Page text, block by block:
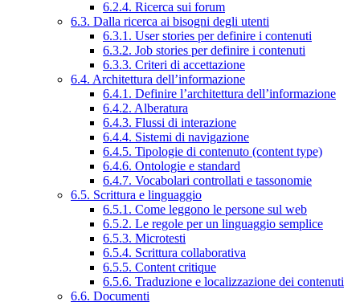
6.2.4. Ricerca sui forum
6.3. Dalla ricerca ai bisogni degli utenti
6.3.1. User stories per definire i contenuti
6.3.2. Job stories per definire i contenuti
6.3.3. Criteri di accettazione
6.4. Architettura dell’informazione
6.4.1. Definire l’architettura dell’informazione
6.4.2. Alberatura
6.4.3. Flussi di interazione
6.4.4. Sistemi di navigazione
6.4.5. Tipologie di contenuto (content type)
6.4.6. Ontologie e standard
6.4.7. Vocabolari controllati e tassonomie
6.5. Scrittura e linguaggio
6.5.1. Come leggono le persone sul web
6.5.2. Le regole per un linguaggio semplice
6.5.3. Microtesti
6.5.4. Scrittura collaborativa
6.5.5. Content critique
6.5.6. Traduzione e localizzazione dei contenuti
6.6. Documenti